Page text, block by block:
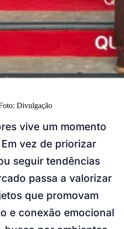
vive um momento
vez de priorizar
seguir tendências
passa a valorizar
que promovam
e conexão emocional
busca por ambientes
e alinhados